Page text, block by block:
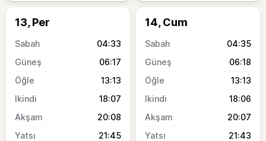
13, Per
04:33
06:17
13:13
18:07
20:08
21:45
14, Cum
04:35
06:18
13:13
18:06
20:07
21:43